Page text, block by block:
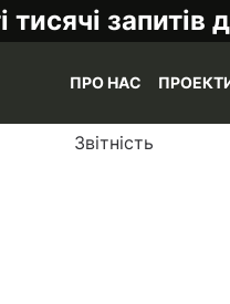
тисячі запитів
ПРО НАС
Звітність